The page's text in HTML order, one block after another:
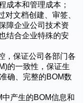
成本和管理成本；
文档创建、审签、
障企业公司技术资
结合企业特殊的安
，保证公司各部门各
的一致性，保证生
确、完整的BOM数
产生的BOM信息和